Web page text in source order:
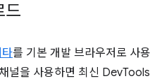
드
타를 기본 개발 브라우저로 사용
널을 사용하면 최신 DevTools